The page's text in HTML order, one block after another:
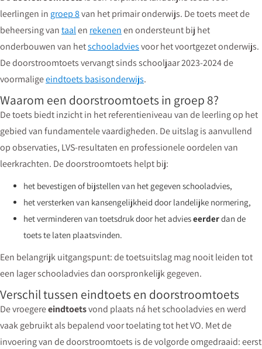
leerlingen in groep 8van het primair onderwijs. De toets meet de
beheersing vantaalen rekenenen ondersteunt bij het
onderbouwen van hetschooladviesvoor het voortgezet onderwijs.
De doorstroomtoets vervangt sinds schooljaar 2023-2024 de
voormaligeeindtoets basisonderwijs.
Waarom een doorstroomtoets in groep 8?
De toets biedt inzicht in het referentieniveau van de leerling op het
gebied van fundamentele vaardigheden. De uitslag is aanvullend
op observaties, LVS-resultaten en professionele oordelen van
leerkrachten. De doorstroomtoets helpt bij:
het bevestigen of bijstellen van het gegeven schooladvies,
het versterken van kansengelijkheid door landelijke normering,
het verminderen van toetsdruk door het advieseerderdan de
toets te laten plaatsvinden.
Een belangrijk uitgangspunt: de toetsuitslag mag nooit leiden tot
een lager schooladvies dan oorspronkelijk gegeven.
Verschil tussen eindtoets en doorstroomtoets
De vroegereeindtoetsvond plaats ná het schooladvies en werd
vaak gebruikt als bepalend voor toelating tot het VO. Met de
invoering van de doorstroomtoets is de volgorde omgedraaid: eerst